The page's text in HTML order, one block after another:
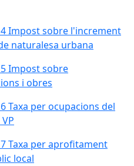
Impost sobre l'increment
naturalesa urbana
Impost sobre
i obres
Taxa per ocupacions del
Taxa per aprofitament
local